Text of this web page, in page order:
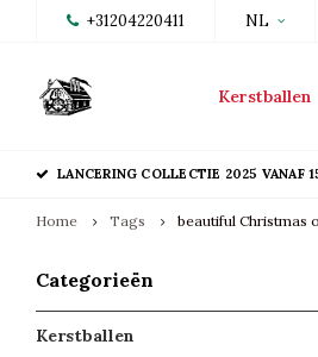
+31204220411 NL
Kerstballen
LANCERING COLLECTIE 2025 VANAF
Home Tags beautiful Christmas
Categorieën
Kerstballen